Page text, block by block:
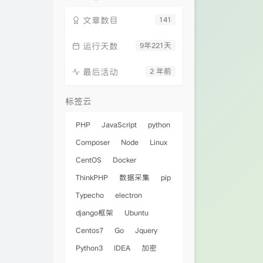
141
文章数目
9年221天
运行天数
2 年前
最后活动
标签云
PHP JavaScript
python
Composer
Node
Linux
CentOS
Docker
ThinkPHP
数据采集
pip
Typecho
electron
django框架
Ubuntu
Centos7
Go
Jquery
Python3
IDEA
加密